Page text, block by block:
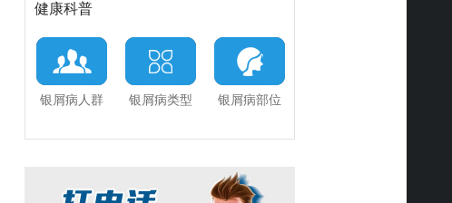
健康科普
银屑病人群 银屑病类型 银屑病部位